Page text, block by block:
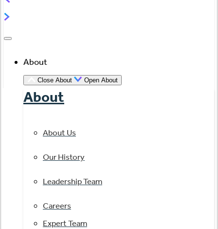
About
Close About Open About
About
About Us
Our History
Leadership Team
Careers
Expert Team